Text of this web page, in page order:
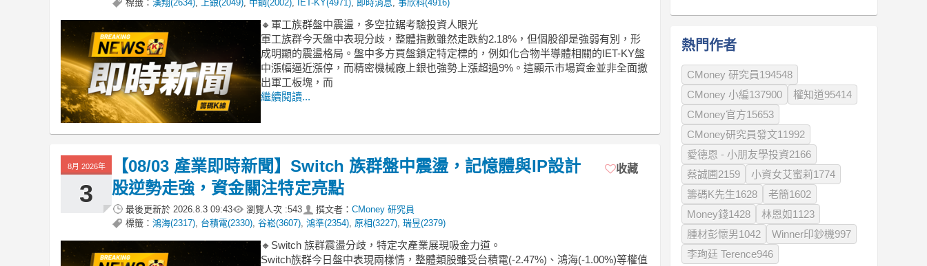
標籤： 漢翔(2634) 上銀(2049) 中鋼(2002) IET-KY(4971) 即時消息 事欣科(4916)
🔸軍工族群盤中震盪，多空拉鋸考驗投資人眼光
軍工族群今天盤中表現分歧，整體指數雖然走跌約2.18%，但個股卻是強弱有別，形
成明顯的震盪格局。盤中多方買盤鎖定特定標的，例如化合物半導體相關的IET-KY盤
中漲幅逼近漲停，而精密機械廠上銀也強勢上漲超過9%。這顯示市場資金並非全面撤
出軍工板塊，而
繼續閱讀...
8月 2026年
3
【08/03 產業即時新聞】Switch 族群盤中震盪，記憶體與IP設計
股逆勢走強，資金關注特定亮點
最後更新於 2026.8.3 09:43 瀏覽人次 :543 撰文者： CMoney 研究員
標籤： 鴻海(2317) 台積電(2330) 谷崧(3607) 鴻準(2354) 原相(3227) 瑞昱(2379)
收藏
🔸Switch 族群震盪分歧，特定次產業展現吸金力道。
Switch族群今日盤中表現兩樣情，整體類股雖受台積電(-2.47%)、鴻海(-1.00%)等權值
熱門作者
CMoney 研究員194548
CMoney 小編137900
權知道95414
CMoney官方15653
CMoney研究員發文11992
愛德恩 - 小朋友學投資2166
蔡誠圃2159
小資女艾蜜莉1774
籌碼K先生1628
老簡1602
Money錢1428
林恩如1123
腫材彭懷男1042
Winner印鈔機997
李珣廷 Terence946